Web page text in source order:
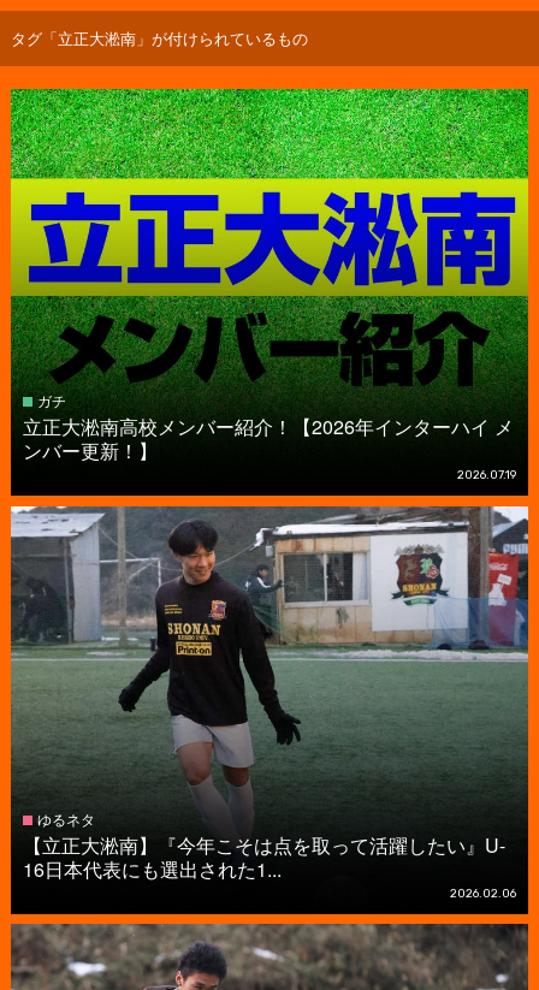
タグ「立正大淞南」が付けられているもの
ガチ
立正大淞南高校メンバー紹介！【2026年インターハイ メ
ンバー更新！】
2026.07.19
ゆるネタ
【立正大淞南】『今年こそは点を取って活躍したい』U-
16日本代表にも選出された1...
2026.02.06